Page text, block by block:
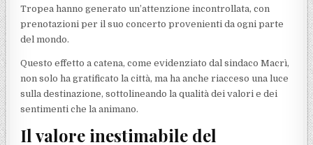
Tropea hanno generato un’attenzione incontrollata, con
prenotazioni per il suo concerto provenienti da ogni parte
del mondo.
Questo effetto a catena, come evidenziato dal sindaco Macrì,
non solo ha gratificato la città, ma ha anche riacceso una luce
sulla destinazione, sottolineando la qualità dei valori e dei
sentimenti che la animano.
Il valore inestimabile del